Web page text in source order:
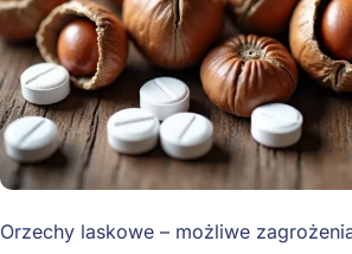
Orzechy laskowe – możliwe